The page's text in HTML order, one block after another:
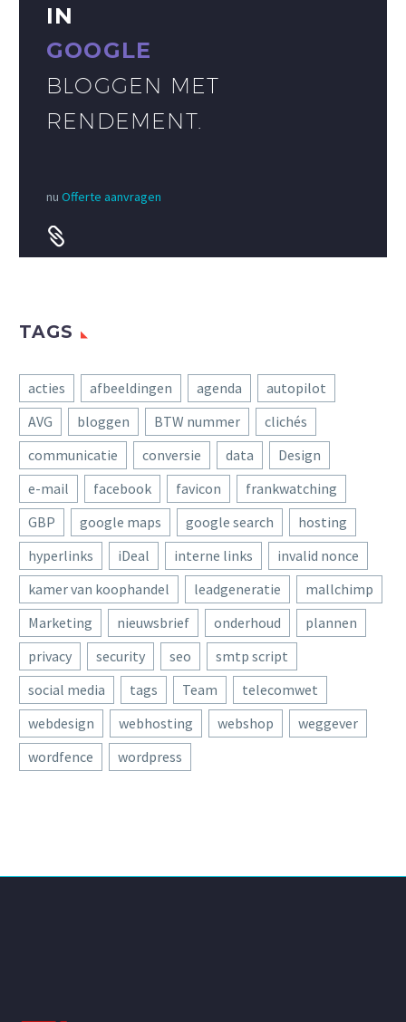
IN
GOOGLE
BLOGGEN MET
RENDEMENT.
nu Offerte aanvragen


TAGS
acties afbeeldingen agenda
autopilot
AVG
bloggen BTW nummer
clichés
communicatie
conversie data
Design
e-mail
facebook favicon
frankwatching
GBP
google maps google search
hosting
hyperlinks
iDeal interne links
invalid nonce
kamer van koophandel
leadgeneratie
mallchimp
Marketing
nieuwsbrief onderhoud
plannen
privacy
security seo
smtp script
social media
tags Team
telecomwet
webdesign
webhosting webshop
weggever
wordfence
wordpress